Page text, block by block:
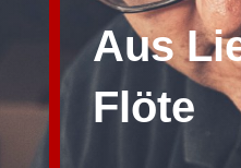
Aus
Flöte